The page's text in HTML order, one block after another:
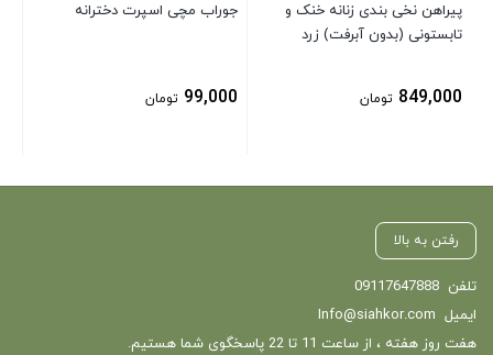
پیراهن نخی بندی زنانه خنک و
تابستونی (بدون آبرفت) زرد
849,000 تومان
جوراب مچی اسپرت دخترانه
99,000 تومان
رفتن به بالا
تلفن 09117647888
ایمیل Info@siahkor.com
هفت روز هفته ، از ساعت 11 تا 22 پاسخگوی شما هستیم.